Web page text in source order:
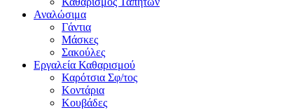
Αναλώσιμα
Γάντια
Μάσκες
Σακούλες
Εργαλεία Καθαρισμού
Καρότσια Σφ/τος
Κοντάρια
Κουβάδες